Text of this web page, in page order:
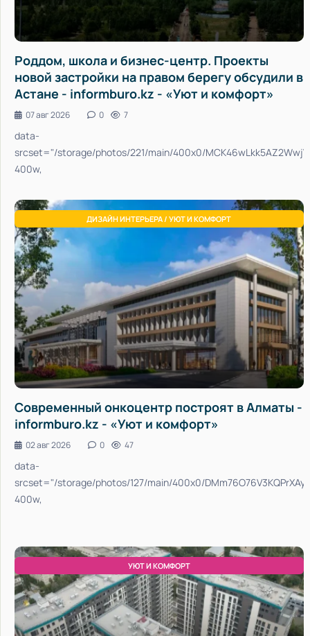
Роддом, школа и бизнес-центр. Проекты
новой застройки на правом берегу обсудили в
Астане - informburo.kz - «Уют и комфорт»
07 авг 2026 0 7
data-
srcset="/storage/photos/221/main/400x0/
400w,
ДИЗАЙН ИНТЕРЬЕРА / УЮТ И КОМФОРТ
Современный онкоцентр построят в Алматы -
informburo.kz - «Уют и комфорт»
02 авг 2026 0 47
data-
srcset="/storage/photos/127/main/400x0/
400w,
УЮТ И КОМФОРТ